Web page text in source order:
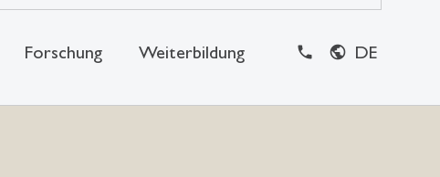
Forschung Weiterbildung DE